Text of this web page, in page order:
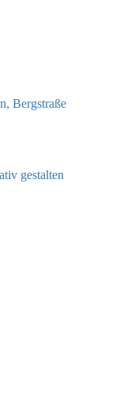
Bergstraße
gestalten